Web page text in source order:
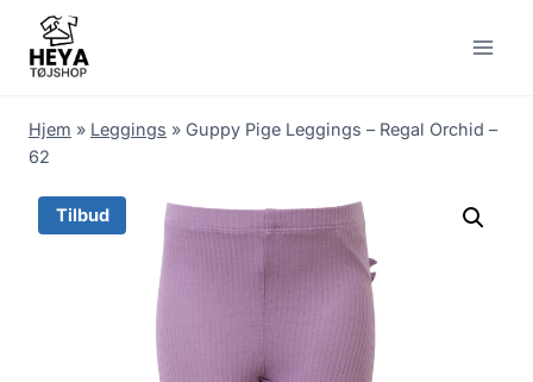
content
Hjem » Leggings » Guppy Pige Leggings – Regal Orchid –
62
Tilbud